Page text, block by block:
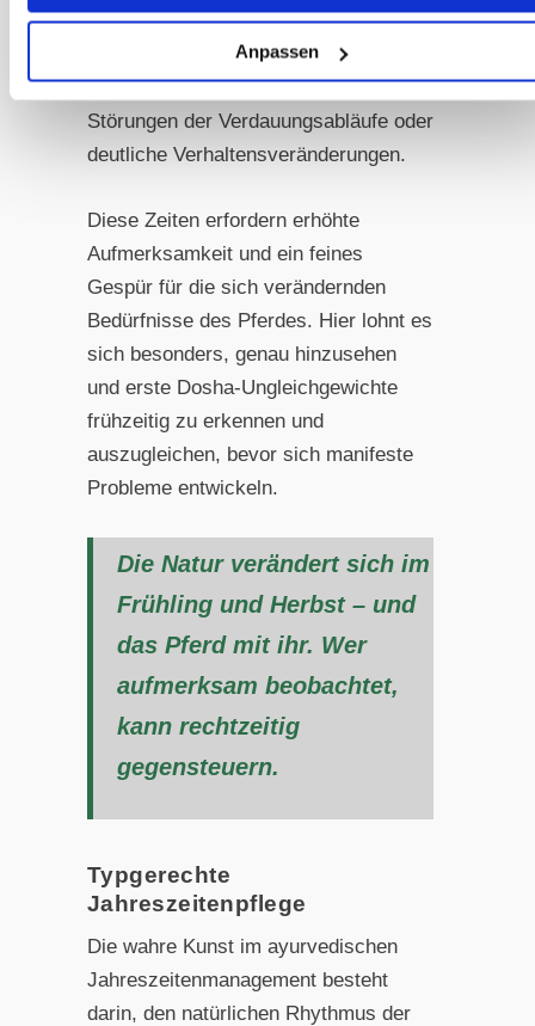
Anpassen
gerade in diesen Übergangszeiten
charakteristische Probleme wie
Schwierigkeiten beim Fellwechsel,
Störungen der Verdauungsabläufe oder
deutliche Verhaltensveränderungen.
Diese Zeiten erfordern erhöhte
Aufmerksamkeit und ein feines
Gespür für die sich verändernden
Bedürfnisse des Pferdes. Hier lohnt es
sich besonders, genau hinzusehen
und erste Dosha-Ungleichgewichte
frühzeitig zu erkennen und
auszugleichen, bevor sich manifeste
Probleme entwickeln.
Die Natur verändert sich im
Frühling und Herbst – und
das Pferd mit ihr. Wer
aufmerksam beobachtet,
kann rechtzeitig
gegensteuern.
Typgerechte
Jahreszeitenpflege
Die wahre Kunst im ayurvedischen
Jahreszeitenmanagement besteht
darin, den natürlichen Rhythmus der